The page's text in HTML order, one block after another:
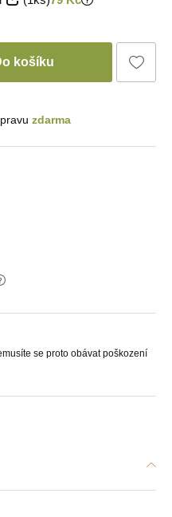
košíku
zdarma
se proto obávat poškození